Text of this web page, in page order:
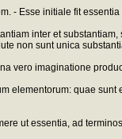
- Esse initiale fit
inter et
non sunt unica
vero imaginatione
elementorum: quae
ut essentia, ad